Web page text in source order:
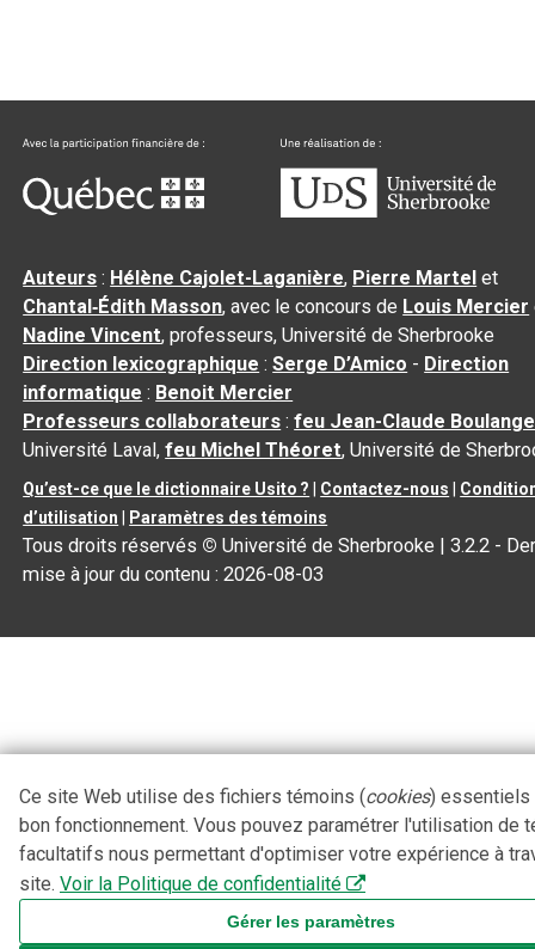
Auteurs : Hélène Cajolet-Laganière, Pierre Martel et
Chantal‑Édith Masson, avec le concours de Louis Mercier
Nadine Vincent, professeurs, Université de Sherbrooke
Direction lexicographique :Serge D’Amico - Direction
informatique : Benoit Mercier
Professeurs collaborateurs :feu Jean-Claude
Université Laval,feu Michel Théoret, Université de
Qu’est-ce que le dictionnaire Usito ? Contactez-nous
d’utilisation
Paramètres des témoins
Tous droits réservés © Université de Sherbrooke |3.2.2 -
mise à jour du contenu :2026-08-03
Ce site Web utilise des fichiers témoins (cookies) essentiels
bon fonctionnement. Vous pouvez paramétrer l'utilisation de
facultatifs nous permettant d'optimiser votre expérience à
site. Voir la Politique de confidentialité
Gérer les paramètres